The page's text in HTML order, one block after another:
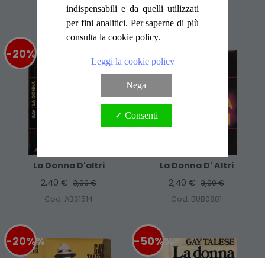
Articoli suggeriti
-20%%
La Donna D'altri
2,40 € 3,00 €
Cod. ABS1514
La Donna D' Altri
2,40 € 3,00 €
Cod. BUB0881
-20%% -50%%
indispensabili e da quelli utilizzati
per fini analitici. Per saperne di più
consulta la cookie policy.
Leggi la cookie policy
Nega
✓ Consenti